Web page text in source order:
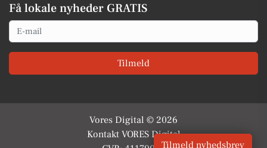
Få lokale nyheder GRATIS
Email
Tilmeld
Vores Digital © 2026
Kontakt VORES Digital
Tilmeld nyhedsbrev